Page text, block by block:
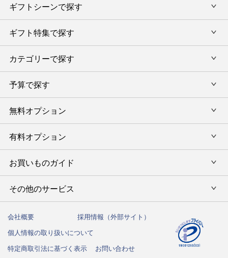
ギフトシーンで探す
内祝い・お返し
結婚内祝い・引出物
出産内祝い・お返し
香典返し・法要引出物
新築内祝い・引越ご挨拶
入学内祝い
お祝い
結婚祝い
ギフト特集で探す
旅行カタログギフト
カタログギフトランキング
出産内祝 名入れ
今治タオル特集
カテゴリーで探す
カタログギフト
グルメ限定カタログギフト
グルメギフト
タオルギフト
キッチンウェア
インテリア・雑貨
洗剤・アロマ
予算で探す
カタログギフトを予算で選ぶ
タオルギフトを予算で選ぶ
その他のギフトを予算で選ぶ
無料オプション
ラッピング
のし
命名札
有料オプション
風呂敷
写真入メッセージカード
弔事用 挨拶状
お買いものガイド
初めての方へ
ご注文方法
送料・お支払い方法
カタログギフトの納期について
その他のサービス
法人向けサービス
ハガキ紛失の方はこちら
会社概要
採用情報（外部サイト）
個人情報の取り扱いについて
特定商取引法に基づく表示
お問い合わせ